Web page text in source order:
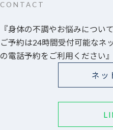
CONTACT
『身体の不調やお悩みについ
ご予約は24時間受付可能なネ
の電話予約をご利用ください』
ネッ